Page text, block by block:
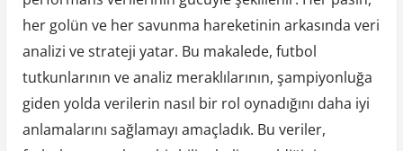
her golün ve her savunma hareketinin arkasında veri
analizi ve strateji yatar. Bu makalede, futbol
tutkunlarının ve analiz meraklılarının, şampiyonluğa
giden yolda verilerin nasıl bir rol oynadığını daha iyi
anlamalarını sağlamayı amaçladık. Bu veriler,